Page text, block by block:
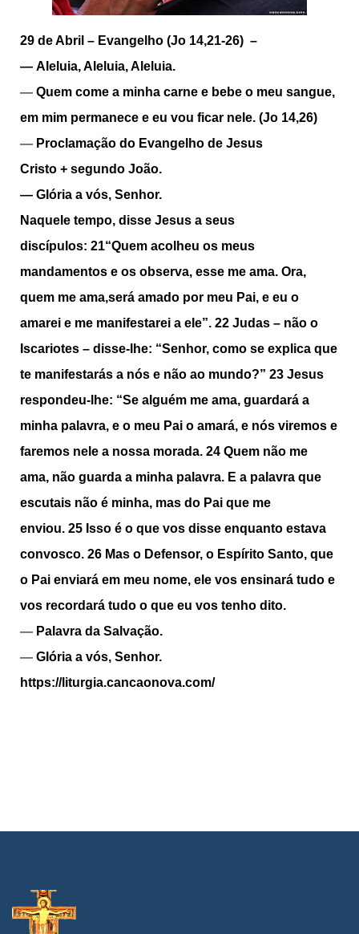
29 de Abril – Evangelho (Jo 14,21-26) –
— Aleluia, Aleluia, Aleluia.
— Quem come a minha carne e bebe o meu sangue,
em mim permanece e eu vou ficar nele. (Jo 14,26)
— Proclamação do Evangelho de Jesus
Cristo + segundo João.
— Glória a vós, Senhor.
Naquele tempo, disse Jesus a seus
discípulos: 21“Quem acolheu os meus
mandamentos e os observa, esse me ama. Ora,
quem me ama,será amado por meu Pai, e eu o
amarei e me manifestarei a ele”. 22 Judas – não o
Iscariotes – disse-lhe: “Senhor, como se explica que
te manifestarás a nós e não ao mundo?” 23 Jesus
respondeu-lhe: “Se alguém me ama, guardará a
minha palavra, e o meu Pai o amará, e nós viremos e
faremos nele a nossa morada. 24 Quem não me
ama, não guarda a minha palavra. E a palavra que
escutais não é minha, mas do Pai que me
enviou. 25 Isso é o que vos disse enquanto estava
convosco. 26 Mas o Defensor, o Espírito Santo, que
o Pai enviará em meu nome, ele vos ensinará tudo e
vos recordará tudo o que eu vos tenho dito.
— Palavra da Salvação.
— Glória a vós, Senhor.
https://liturgia.cancaonova.com/